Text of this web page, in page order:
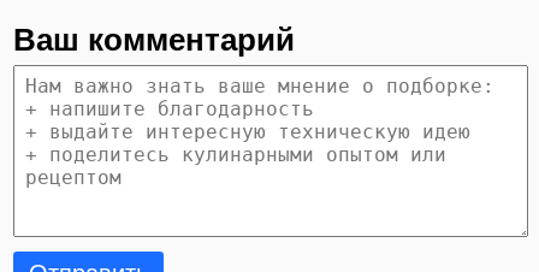
Ваш комментарий